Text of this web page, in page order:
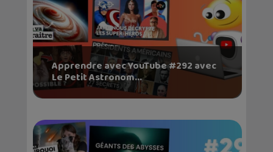
Apprendre avec YouTube #292 avec
Le Petit Astronom...